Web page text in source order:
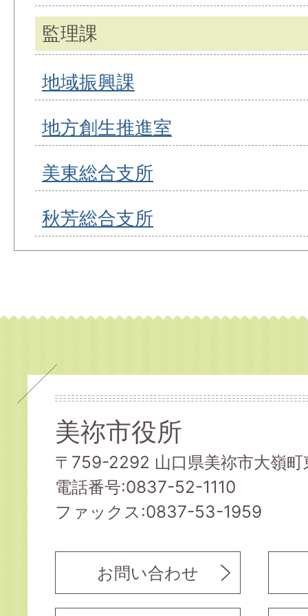
監理課
地域振興課
地方創生推進室
美東総合支所
秋芳総合支所
美祢市役所
〒759-2292 山口県美祢市大嶺
電話番号:0837-52-1110
ファックス:0837-53-1959
お問い合わせ